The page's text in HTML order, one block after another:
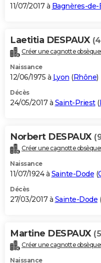
11/07/2017 à Bagnères-
Laetitia DESPAUX
Créer une cagnotte
Naissance
12/06/1975 à Lyon (Rhône)
Décès
24/05/2017 à Saint-Priest(
Norbert DESPAUX
Créer une cagnotte
Naissance
11/07/1924 à Sainte-Dode (
Décès
27/03/2017 à Sainte-Dode (
Martine DESPAUX
Créer une cagnotte
Naissance